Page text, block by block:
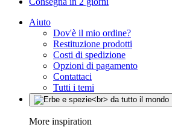
Aiuto
Dov'è il mio ordine?
Restituzione prodotti
Costi di spedizione
Opzioni di pagamento
Contattaci
Tutti i temi
More inspiration